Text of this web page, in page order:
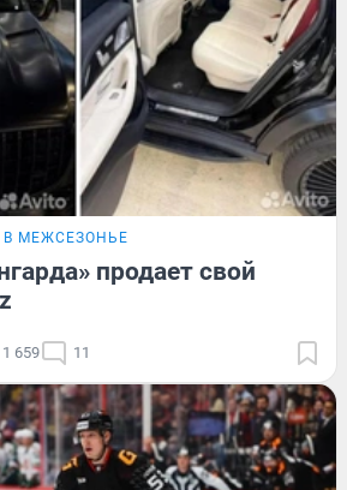
В МЕЖСЕЗОНЬЕ
продает свой
1 659 11